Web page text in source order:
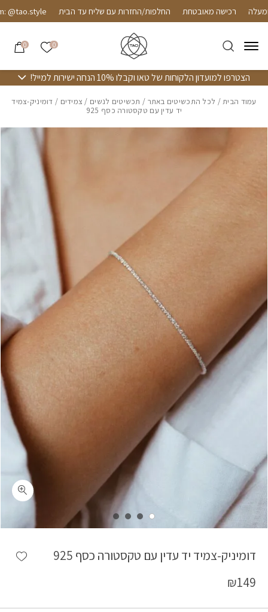
Skip to Contentרכישה מאובטחת החלפות/החזרות עם שליח עד הבית
0 הרשימה
0
הצטרפו למועדון הלקוחות של טאו וקבלו 10% הנחה ישירות למייל!
עמוד הבית/ לכל התכשיטים באתר / תכשיטים לנשים / צמידים / דומיניק-צמיד
יד עדין עם טקסטורה כסף 925
דומיניק-צמיד יד עדין עם טקסטורה כסף 925
₪149
בחזרה למעלה